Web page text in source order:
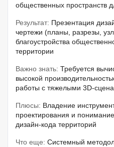
общественных пространств
Результат: Презентация
чертежи (планы, разрезы,
благоустройства
территории
Важно знать: Требуется
высокой
работы с тяжелыми 3D-
Плюсы: Владение
проектирования и
дизайн-кода территорий
Что еще: Системный